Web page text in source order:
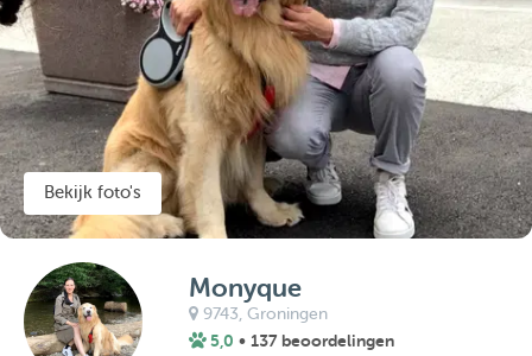
Bekijk foto's
Monyque
9743,Groningen
5,0 • 137 beoordelingen